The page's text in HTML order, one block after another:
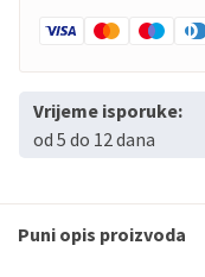
Vrijeme isporuke:
od 5 do 12 dana
Puni opis proizvoda